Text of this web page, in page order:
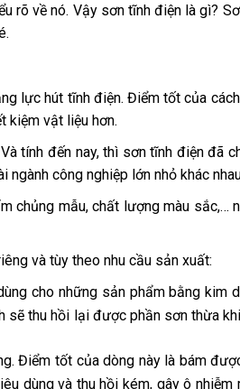
rõ về nó. Vậy sơn tĩnh điện là gì?
lực hút tĩnh điện. Điểm tốt của
kiệm vật liệu hơn.
tính đến nay, thì sơn tĩnh điện đã
công nghiệp lớn nhỏ khác
chủng mẫu, chất lượng màu sắc,…
và tùy theo nhu cầu sản xuất:
cho những sản phẩm bằng kim
sẽ thu hồi lại được phần sơn thừa
Điểm tốt của dòng này là bám
dùng và thu hồi kém, gây ô